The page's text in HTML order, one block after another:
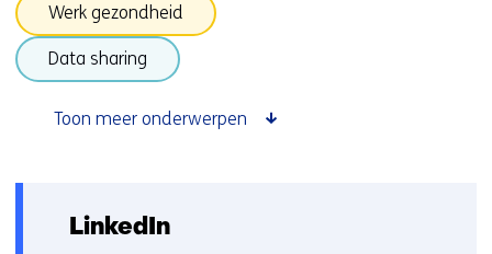
Werk gezondheid
Data sharing (onder
thema
Digitaal)
Toon meer onderwerpen
LinkedIn